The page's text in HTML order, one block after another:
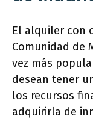
El alquiler con
Comunidad de
vez más
desean tener
los recursos
adquirirla de